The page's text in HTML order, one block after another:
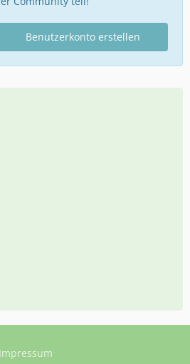
Benutzerkonto erstellen
Impressum